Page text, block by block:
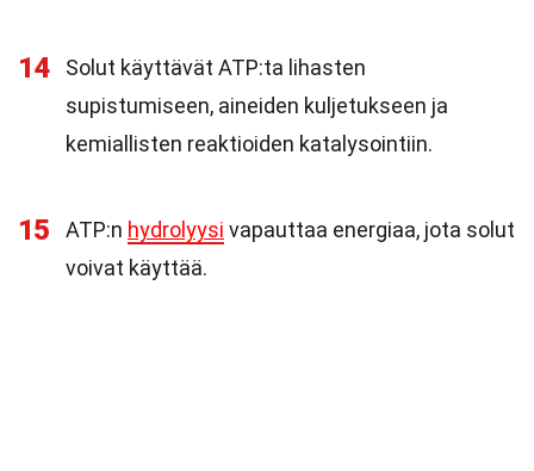
14
Solut käyttävät ATP:ta lihasten
supistumiseen, aineiden kuljetukseen ja
kemiallisten reaktioiden katalysointiin.
15 ATP:n hydrolyysi vapauttaa energiaa, jota solut
voivat käyttää.